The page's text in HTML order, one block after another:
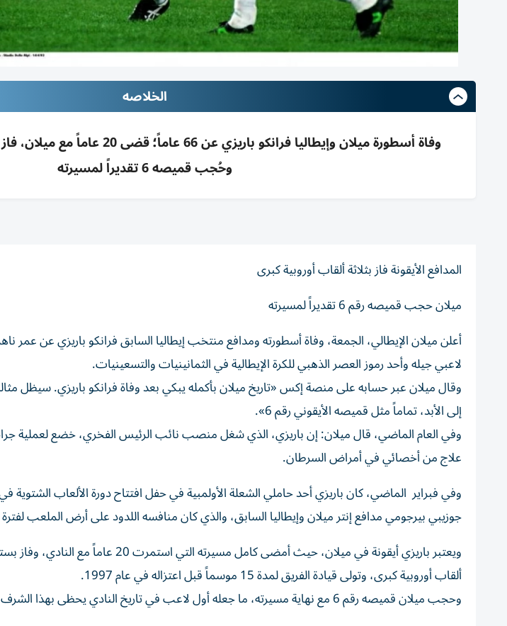
الخلاصه
وحُجب قميصه 6 تقديراً لمسيرته
المدافع الأيقونة فاز بثلاثة ألقاب أوروبية كبرى
ميلان حجب قميصه رقم 6 تقديراً لمسيرته
لاعبي جيله وأحد رموز العصر الذهبي للكرة الإيطالية في الثمانينيات والتسعينيات.
وقال ميلان ‌عبر حسابه على منصة إكس «تاريخ ميلان بأكمله ⁠يبكي بعد وفاة فرانكو باريزي. سيظل
إلى الأبد، تماماً مثل قميصه الأيقوني رقم 6».
وفي العام الماضي، قال ميلان: إن باريزي، الذي شغل ​منصب نائب الرئيس الفخري، خضع لعملية
علاج من أخصائي في أمراض السرطان.
وفي فبراير الماضي، كان باريزي ⁠أحد حاملي الشعلة الأولمبية في حفل افتتاح دورة الألعاب الشتوية
جوزيبي ​بيرجومي ‌مدافع إنتر ميلان وإيطاليا السابق، والذي ‌كان منافسه اللدود على أرض الملعب
ويعتبر باريزي أيقونة في ميلان، حيث أمضى كامل
ألقاب أوروبية كبرى، وتولى قيادة الفريق لمدة 15 موسماً قبل اعتزاله في ⁠عام 1997.
وحجب ميلان قميصه ​رقم 6 مع نهاية مسيرته، ما جعله أول لاعب في تاريخ النادي يحظى ⁠بهذا الشرف.